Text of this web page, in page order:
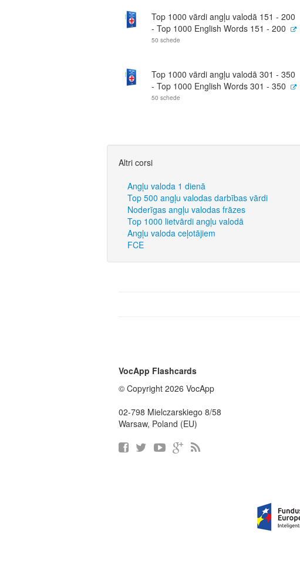
Top 1000 vārdi angļu valodā 151 - 200
- Top 1000 English Words 151 - 200
50 schede
Top 1000 vārdi angļu valodā 301 - 350
- Top 1000 English Words 301 - 350
50 schede
Altri corsi
Angļu valoda 1 dienā
Top 500 angļu valodas darbības vārdi
Noderīgas angļu valodas frāzes
Top 1000 lietvārdi angļu valodā
Angļu valoda ceļotājiem
FCE
VocApp Flashcards
© Copyright 2026 VocApp
02-798 Mielczarskiego 8/58
Warsaw, Poland (EU)